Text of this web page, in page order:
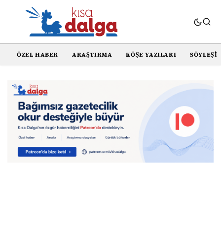
ÖZEL HABER ARAŞTIRMA KÖŞE YAZILARI SÖYLEŞI